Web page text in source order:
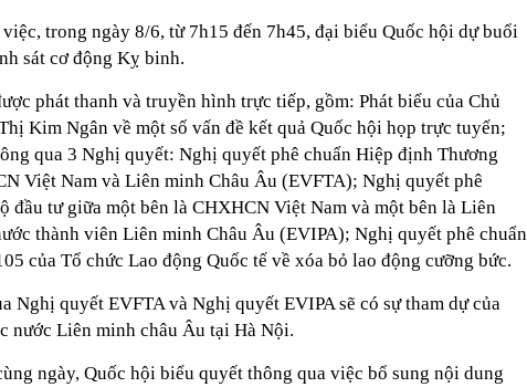
trong ngày 8/6, từ 7h15 đến 7h45, đại biểu Quốc hội dự buổi
sát cơ động Kỵ binh.
phát thanh và truyền hình trực tiếp, gồm: Phát biểu của Chủ
Kim Ngân về một số vấn đề kết quả Quốc hội họp trực tuyến;
qua 3 Nghị quyết: Nghị quyết phê chuẩn Hiệp định Thương
Việt Nam và Liên minh Châu Âu (EVFTA); Nghị quyết phê
đầu tư giữa một bên là CHXHCN Việt Nam và một bên là Liên
thành viên Liên minh Châu Âu (EVIPA); Nghị quyết phê chuẩn
của Tổ chức Lao động Quốc tế về xóa bỏ lao động cưỡng bức.
Nghị quyết EVFTA và Nghị quyết EVIPA sẽ có sự tham dự của
nước Liên minh châu Âu tại Hà Nội.
ngày, Quốc hội biểu quyết thông qua việc bổ sung nội dung